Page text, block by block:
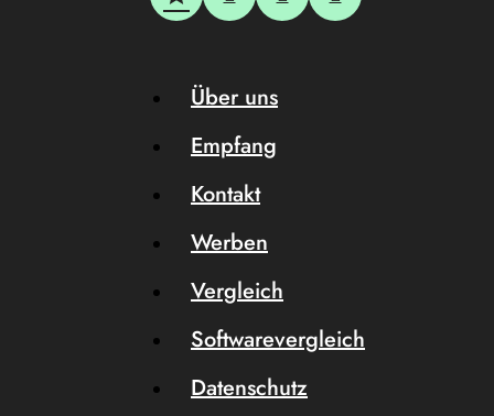
Über uns
Empfang
Kontakt
Werben
Vergleich
Softwarevergleich
Datenschutz